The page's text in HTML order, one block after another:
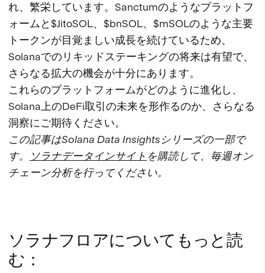
れ、繁栄しています。Sanctumのようなプラットフ
ォームと$JitoSOL、$bnSOL、$mSOLのような主要
トークンが目覚ましい成長を続けているため、
Solanaでのリキッドステーキングの将来は有望で、
さらなる拡大の機会が十分にあります。
これらのプラットフォームがどのように進化し、
Solana上のDeFi取引の未来を形作るのか、さらなる
洞察にご期待ください。
この記事はSolana Data Insightsシリーズの一部で
す。
ソラナデータインサイト を購読して、毎週オン
チェーン分析を行ってください。
ソラナフロアについてもっと読
む：